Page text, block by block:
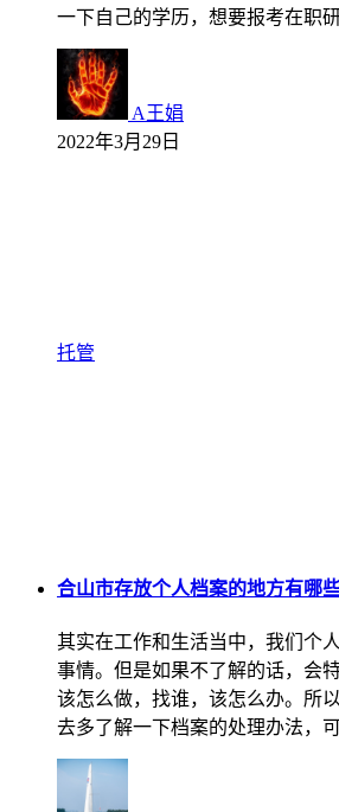
一下自己的学历，想要报考在职
A王娟
2022年3月29日
托管
合山市存放个人档案的地方有哪些
其实在工作和生活当中，我们个
事情。但是如果不了解的话，会
该怎么做，找谁，该怎么办。所
去多了解一下档案的处理办法，